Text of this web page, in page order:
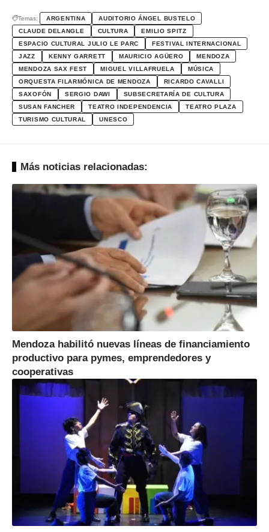
Temas: ARGENTINA
AUDITORIO ÁNGEL BUSTELO
CLAUDE DELANGLE
CULTURA
EMILIO SPITZ
ESPACIO CULTURAL JULIO LE PARC
FESTIVAL INTERNACIONAL
JAZZ
KENNY GARRETT MAURICIO AGÜERO
MENDOZA
MENDOZA SAX FEST
MIGUEL VILLAFRUELA
MÚSICA
ORQUESTA FILARMÓNICA DE MENDOZA
RICARDO CAVALLI
SAXOFÓN
SERGIO DAWI
SUBSECRETARÍA DE CULTURA
SUSAN FANCHER
TEATRO INDEPENDENCIA
TEATRO PLAZA
TURISMO CULTURAL
UNESCO
Más noticias relacionadas:
Mendoza habilitó nuevas líneas de financiamiento
productivo para pymes, emprendedores y
cooperativas